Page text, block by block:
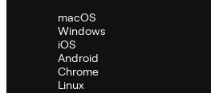
macOS
Windows
iOS
Android
Chrome
Linux